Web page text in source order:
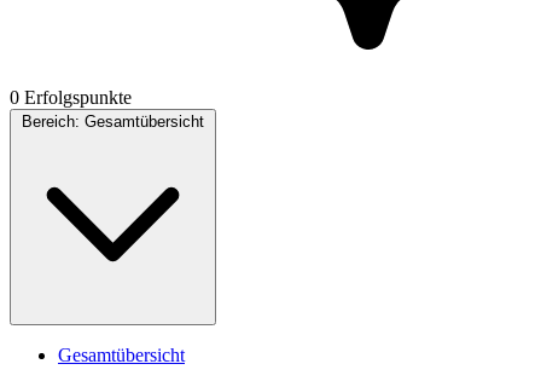
0 Erfolgspunkte
Bereich: Gesamtübersicht
Gesamtübersicht